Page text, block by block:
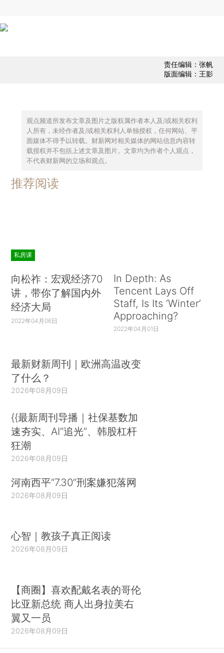
责任编辑：张帆
版面编辑：王影
观点频道所发布文章及图片之版权属作者本人及/或相关权利
人所有，未经作者及/或相关权利人单独授权，任何网站、平
面媒体不得予以转载。财新网对相关媒体的网站信息内容转
载授权并不包括上述文章及图片。文章均为作者个人观点，
不代表财新网的立场和观点。
推荐阅读
私房课
向松祚：宏观经济70
讲，带你了解国内外
经济大局
2022年04月06日
In Depth: As
Tencent Lays Off
Staff, Is Its ‘Winter’
Approaching?
2022年04月01日
最新财新周刊｜欧洲高温改变
了什么？
2026年08月09日
{{最新周刊导播｜社保基数加
速夯实、AI“追光”、韩股杠杆
狂潮
2026年08月09日
河南西平“7.30”刑案嫌犯落网
2026年08月09日
心智｜教孩子真正阅读
2026年08月09日
【商圈】喜欢配戴名表的哥伦
比亚新总统 商人出身拉美右
翼又一员
2026年08月09日